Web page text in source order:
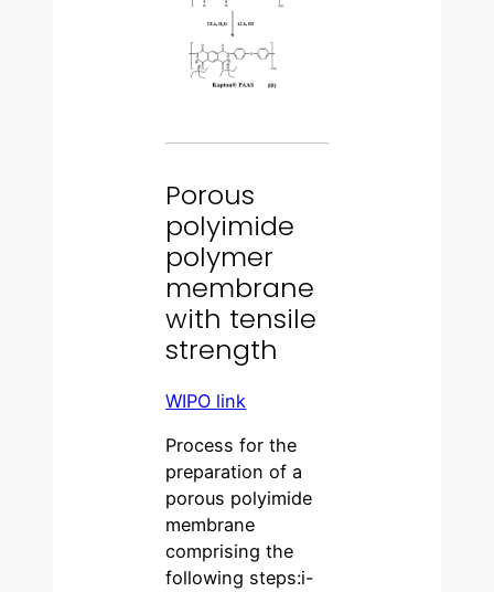
Porous
polyimide
polymer
membrane
with tensile
strength
WIPO link
Process for the
preparation of a
porous polyimide
membrane
comprising the
following steps:i-